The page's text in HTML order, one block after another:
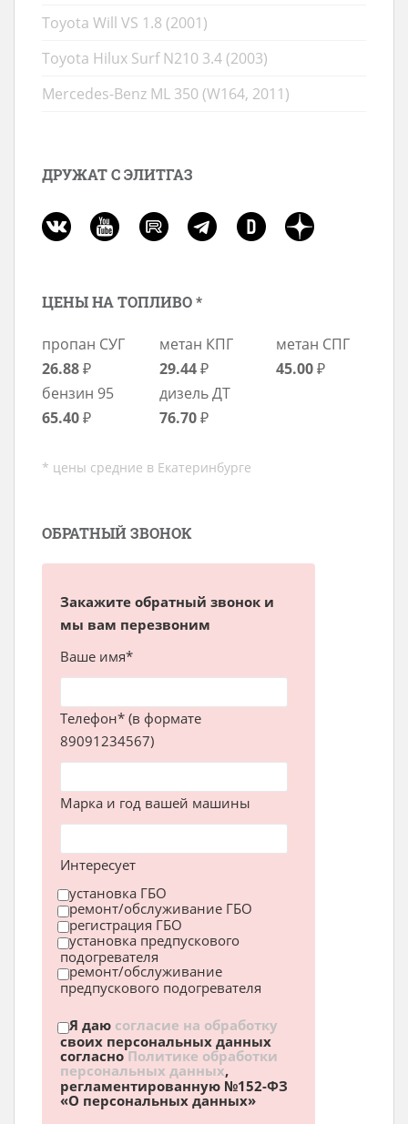
Toyota Will VS 1.8 (2001)
Toyota Hilux Surf N210 3.4 (2003)
Mercedes-Benz ML 350 (W164, 2011)
ДРУЖАТ С ЭЛИТГАЗ
ЦЕНЫ НА ТОПЛИВО *
пропан СУГ
26.88₽
метан КПГ
29.44₽
метан СПГ
45.00₽
бензин 95
65.40₽
дизель ДТ
76.70₽
* цены средние в Екатеринбурге
ОБРАТНЫЙ ЗВОНОК
Закажите обратный звонок и
мы вам перезвоним
Ваше имя*
Телефон* (в формате
89091234567)
Марка и год вашей машины
Интересует
установка ГБО
ремонт/обслуживание ГБО
регистрация ГБО
установка предпускового
подогревателя
ремонт/обслуживание
предпускового подогревателя
Я даю согласие на обработку
своих персональных данных
согласноПолитике обработки
персональных данных,
регламентированную №152-ФЗ
«О персональных данных»